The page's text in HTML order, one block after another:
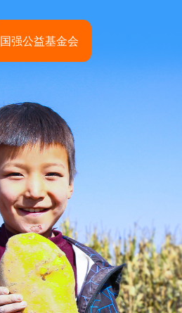
国强公益基金会